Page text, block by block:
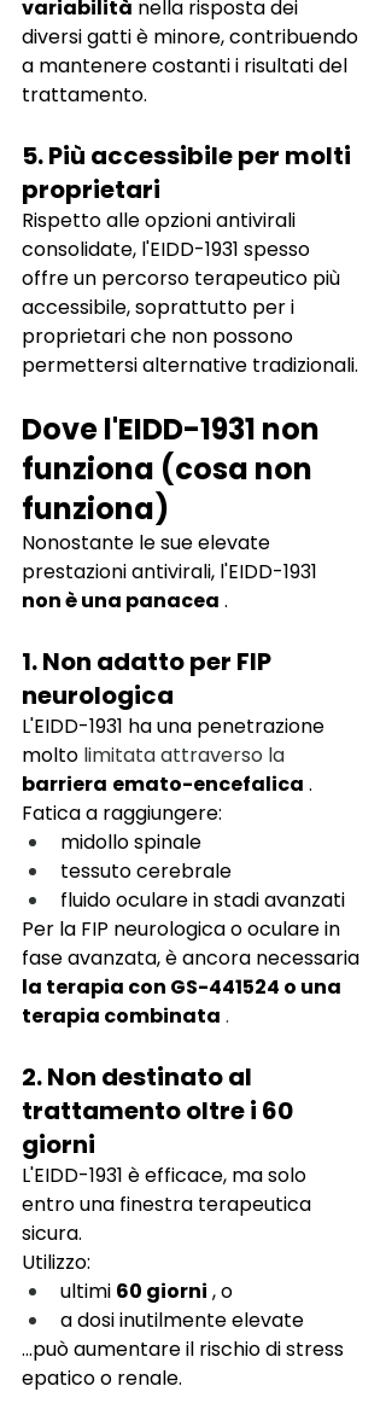
variabilità nella risposta dei
diversi gatti è minore, contribuendo
a mantenere costanti i risultati del
trattamento.
5. Più accessibile per molti
proprietari
Rispetto alle opzioni antivirali
consolidate, l'EIDD-1931 spesso
offre un percorso terapeutico più
accessibile, soprattutto per i
proprietari che non possono
permettersi alternative tradizionali.
Dove l'EIDD-1931 non
funziona (cosa non
funziona)
Nonostante le sue elevate
prestazioni antivirali, l'EIDD-1931
non è una panacea .
1. Non adatto per FIP
neurologica
L'EIDD-1931 ha una penetrazione
molto limitata attraverso la
barriera emato-encefalica .
Fatica a raggiungere:
midollo spinale
tessuto cerebrale
fluido oculare in stadi avanzati
Per la FIP neurologica o oculare in
fase avanzata,è ancora necessaria
la terapia con GS-441524 o una
terapia combinata .
2. Non destinato al
trattamento oltre i 60
giorni
L'EIDD-1931 è efficace, ma solo
entro una finestra terapeutica
sicura.
Utilizzo:
ultimi 60 giorni , o
a dosi inutilmente elevate
…può aumentare il rischio di stress
epatico o renale.